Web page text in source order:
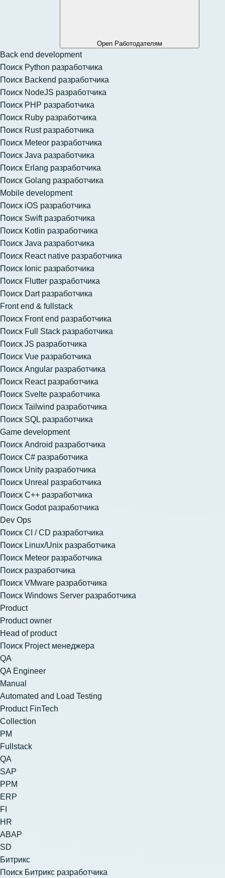
Open Работодателям
Back end development
Поиск Python разработчика
Поиск Backend разработчика
Поиск NodeJS разработчика
Поиск PHP разработчика
Поиск Ruby разработчика
Поиск Rust разработчика
Поиск Meteor разработчика
Поиск Java разработчика
Поиск Erlang разработчика
Поиск Golang разработчика
Mobile development
Поиск iOS разработчика
Поиск Swift разработчика
Поиск Kotlin разработчика
Поиск Java разработчика
Поиск React native разработчика
Поиск Ionic разработчика
Поиск Flutter разработчика
Поиск Dart разработчика
Front end & fullstack
Поиск Front end разработчика
Поиск Full Stack разработчика
Поиск JS разработчика
Поиск Vue разработчика
Поиск Angular разработчика
Поиск React разработчика
Поиск Svelte разработчика
Поиск Tailwind разработчика
Поиск SQL разработчика
Game development
Поиск Android разработчика
Поиск C# разработчика
Поиск Unity разработчика
Поиск Unreal разработчика
Поиск C++ разработчика
Поиск Godot разработчика
Dev Ops
Поиск CI / CD разработчика
Поиск Linux/Unix разработчика
Поиск Meteor разработчика
Поиск разработчика
Поиск VMware разработчика
Поиск Windows Server разработчика
Product
Product owner
Head of product
Поиск Project менеджера
QA
QA Engineer
Manual
Automated and Load Testing
Product FinTech
Collection
PM
Fullstack
QA
SAP
PPM
ERP
FI
HR
ABAP
SD
Битрикс
Поиск Битрикс разработчика